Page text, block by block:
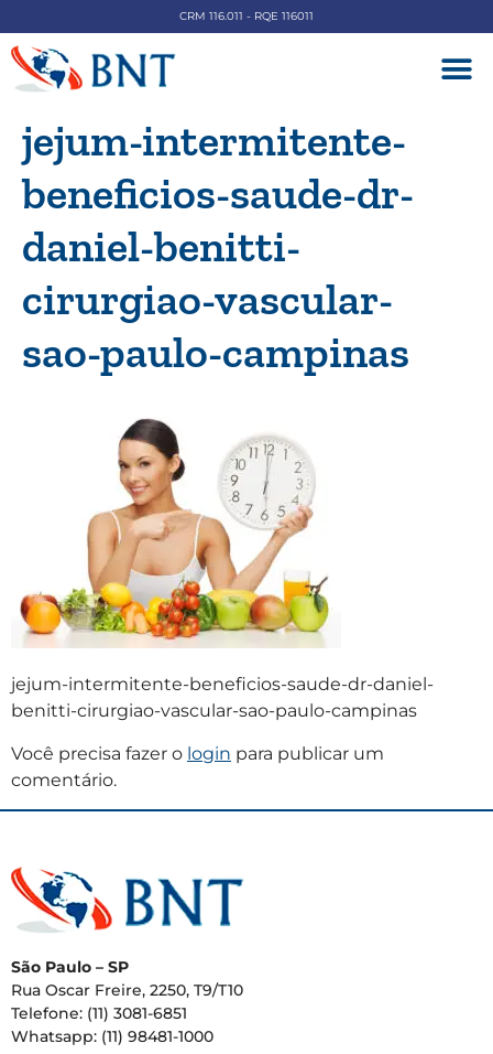
CRM 116.011 - RQE 116011
jejum-intermitente-
beneficios-saude-dr-
daniel-benitti-
cirurgiao-vascular-
sao-paulo-campinas
jejum-intermitente-beneficios-saude-dr-daniel-
benitti-cirurgiao-vascular-sao-paulo-campinas
Você precisa fazer o login para publicar um
comentário.
São Paulo – SP
Rua Oscar Freire, 2250, T9/T10
Telefone: (11) 3081-6851
Whatsapp: (11) 98481-1000